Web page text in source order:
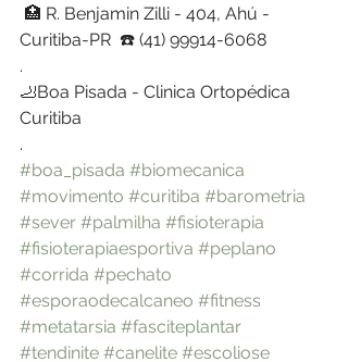
Curitiba-PR  ☎️ (41) 99914-6068
.
🦶Boa Pisada - Clinica Ortopédica
Curitiba
.
#boa_pisada #biomecanica
#movimento #curitiba #barometria
#sever #palmilha #fisioterapia
#fisioterapiaesportiva #peplano
#corrida #pechato
#esporaodecalcaneo #fitness
#metatarsia #fasciteplantar
#tendinite #canelite #escoliose